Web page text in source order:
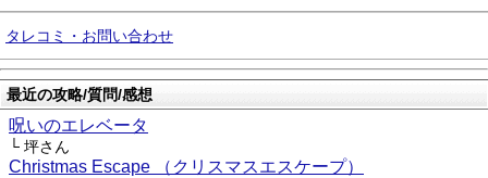
タレコミ・お問い合わせ
最近の攻略/質問/感想
呪いのエレベータ
└ 坪さん
Christmas Escape （クリスマスエスケープ）